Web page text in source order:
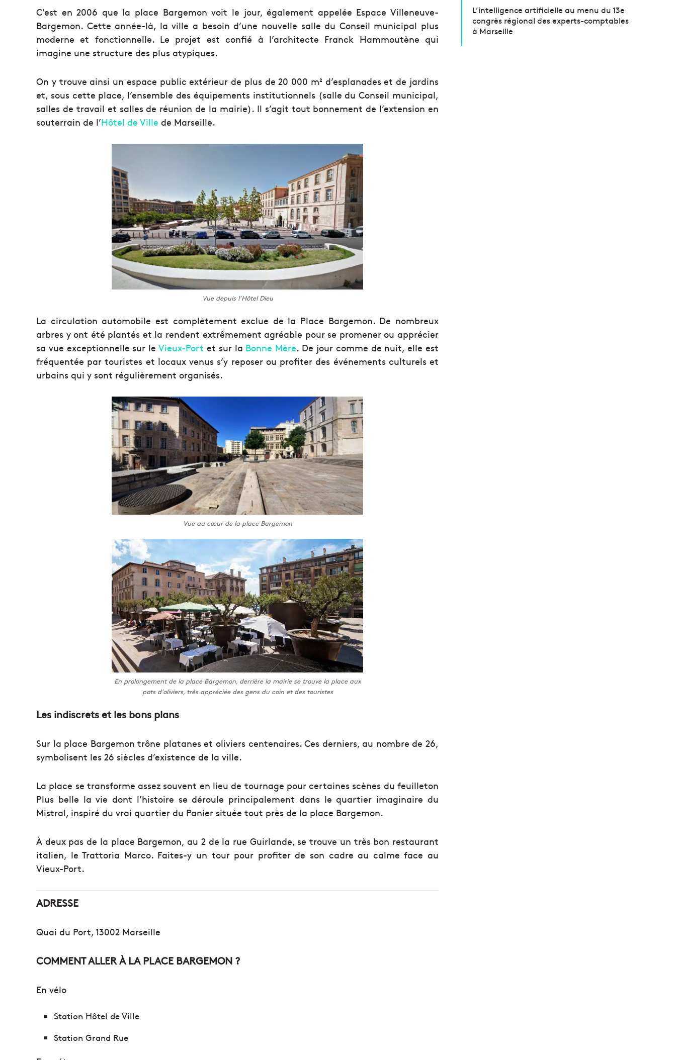
C’est en 2006 que la place Bargemon voit le jour, également appelée Espace Villeneuve-
Bargemon. Cette année-là, la ville a besoin d’une nouvelle salle du Conseil municipal plus
moderne et fonctionnelle. Le projet est confié à l’architecte Franck Hammoutène qui
imagine une structure des plus atypiques.
On y trouve ainsi un espace public extérieur de plus de 20 000 m² d’esplanades et de jardins
et, sous cette place, l’ensemble des équipements institutionnels (salle du Conseil municipal,
salles de travail et salles de réunion de la mairie). Il s’agit tout bonnement de l’extension en
souterrain de l’Hôtel de Ville de Marseille.
Vue depuis l’Hôtel Dieu
La circulation automobile est complètement exclue de la Place Bargemon. De nombreux
arbres y ont été plantés et la rendent extrêmement agréable pour se promener ou apprécier
sa vue exceptionnelle sur leVieux-Port et sur la Bonne Mère. De jour comme de nuit, elle est
fréquentée par touristes et locaux venus s’y reposer ou profiter des événements culturels et
urbains qui y sont régulièrement organisés.
Vue au cœur de la place Bargemon
En prolongement de la place Bargemon, derrière la mairie se trouve la place aux
pots d’oliviers, très appréciée des gens du coin et des touristes
Les indiscrets et les bons plans
Sur la place Bargemon trône platanes et oliviers centenaires. Ces derniers, au nombre de 26,
symbolisent les 26 siècles d’existence de la ville.
La place se transforme assez souvent en lieu de tournage pour certaines scènes du feuilleton
Plus belle la vie dont l’histoire se déroule principalement dans le quartier imaginaire du
Mistral, inspiré du vrai quartier du Panier située tout près de la place Bargemon.
À deux pas de la place Bargemon, au 2 de la rue Guirlande, se trouve un très bon restaurant
italien, le Trattoria Marco. Faites-y un tour pour profiter de son cadre au calme face au
Vieux-Port.
ADRESSE
Quai du Port, 13002 Marseille
COMMENT ALLER À LA PLACE BARGEMON ?
En vélo
Station Hôtel de Ville
Station Grand Rue
L’intelligence artificielle au menu du 13e
congrès régional des experts-comptables
à Marseille